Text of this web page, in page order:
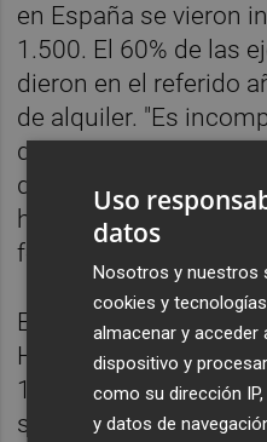
en España se vieron
1.500. El 60% de las
dieron en el referido
de alquiler. "Es
de lado los casos de
de alquiler cuando
han apuntado
formación.
El Gobierno ha
Hipotecaria, pues la
1946, pero sin
sentido tiene crear
Uso
datos
Nosotros y nuestros
cookies y
almacenar y
dispositivo y
como su dirección
y datos de